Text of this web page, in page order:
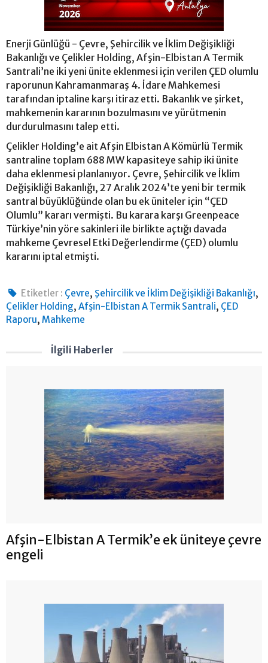
Enerji Günlüğü - Çevre, Şehircilik ve İklim Değişikliği
Bakanlığı ve Çelikler Holding, Afşin-Elbistan A Termik
Santrali’ne iki yeni ünite eklenmesi için verilen ÇED olumlu
raporunun Kahramanmaraş 4. İdare Mahkemesi
tarafından iptaline karşı itiraz etti. Bakanlık ve şirket,
mahkemenin kararının bozulmasını ve yürütmenin
durdurulmasını talep etti.
Çelikler Holding’e ait Afşin Elbistan A Kömürlü Termik
santraline toplam 688 MW kapasiteye sahip iki ünite
daha eklenmesi planlanıyor. Çevre, Şehircilik ve İklim
Değişikliği Bakanlığı, 27 Aralık 2024’te yeni bir termik
santral büyüklüğünde olan bu ek üniteler için “ÇED
Olumlu” kararı vermişti. Bu karara karşı Greenpeace
Türkiye’nin yöre sakinleri ile birlikte açtığı davada
mahkeme Çevresel Etki Değerlendirme (ÇED) olumlu
kararını iptal etmişti.
Etiketler : Çevre, Şehircilik ve İklim Değişikliği Bakanlığı,
Çelikler Holding, Afşin-Elbistan A Termik Santrali, ÇED
Raporu, Mahkeme
İlgili Haberler
Afşin-Elbistan A Termik’e ek üniteye çevre
engeli